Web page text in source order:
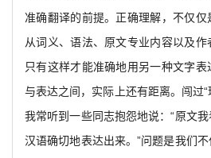
准确翻译的前提。正确理解，不仅
从词义、语法、原文专业内容以及作
只有这样才能准确地用另一种文字
与表达之间，实际上还有距离。闯过“
我常听到一些同志抱怨地说：“原文
汉语确切地表达出来。”问题是我们